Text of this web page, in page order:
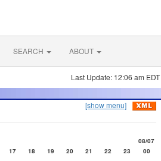
SEARCH ABOUT
Last Update: 12:06 am
[show menu]
08/07
17 18 19 20 21 22 23
00